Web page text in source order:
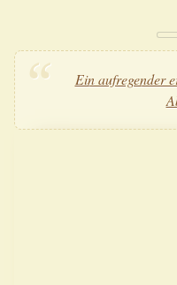
Ein aufregender